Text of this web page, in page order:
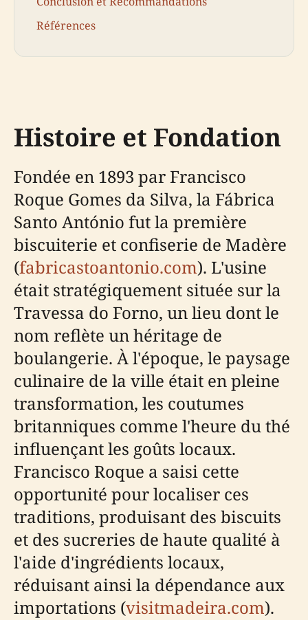
Références
Histoire et Fondation
Fondée en 1893 par Francisco
Roque Gomes da Silva, la Fábrica
Santo António fut la première
biscuiterie et confiserie de Madère
(fabricastoantonio.com). L'usine
était stratégiquement située sur la
Travessa do Forno, un lieu dont le
nom reflète un héritage de
boulangerie. À l'époque, le paysage
culinaire de la ville était en pleine
transformation, les coutumes
britanniques comme l'heure du thé
influençant les goûts locaux.
Francisco Roque a saisi cette
opportunité pour localiser ces
traditions, produisant des biscuits
et des sucreries de haute qualité à
l'aide d'ingrédients locaux,
réduisant ainsi la dépendance aux
importations (visitmadeira.com).